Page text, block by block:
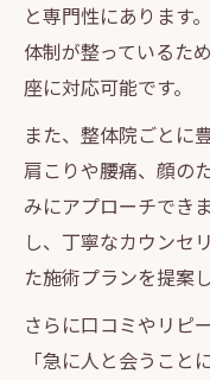
と専門性にあります
体制が整っているた
座に対応可能です。
また、整体院ごとに
肩こりや腰痛、顔の
みにアプローチでき
し、丁寧なカウンセ
た施術プランを提案
さらに口コミやリピ
「急に人と会うこと